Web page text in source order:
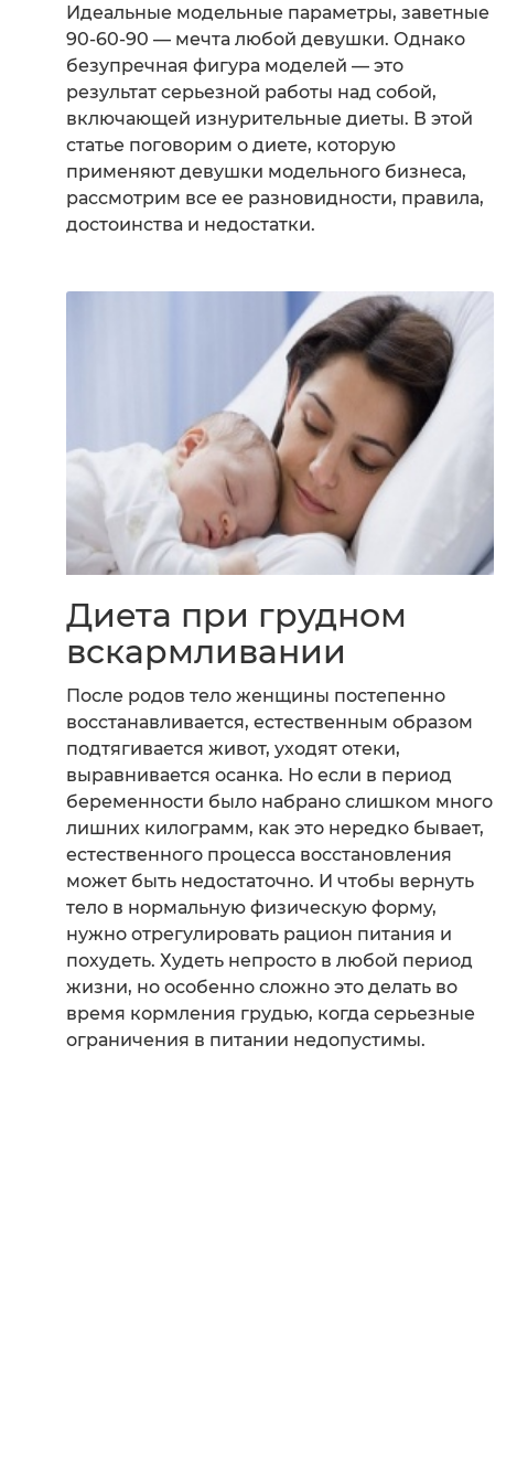
Идеальные модельные параметры, заветные
90-60-90 — мечта любой девушки. Однако
безупречная фигура моделей — это
результат серьезной работы над собой,
включающей изнурительные диеты. В этой
статье поговорим о диете, которую
применяют девушки модельного бизнеса,
рассмотрим все ее разновидности, правила,
достоинства и недостатки.
Диета при грудном
вскармливании
После родов тело женщины постепенно
восстанавливается, естественным образом
подтягивается живот, уходят отеки,
выравнивается осанка. Но если в период
беременности было набрано слишком много
лишних килограмм, как это нередко бывает,
естественного процесса восстановления
может быть недостаточно. И чтобы вернуть
тело в нормальную физическую форму,
нужно отрегулировать рацион питания и
похудеть. Худеть непросто в любой период
жизни, но особенно сложно это делать во
время кормления грудью, когда серьезные
ограничения в питании недопустимы.